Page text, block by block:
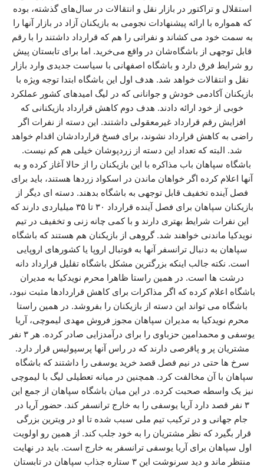
استقلال و تراکتور در بازار نقل و انتقالات در سال‌های گذشته، بوده
که همواره با ارائه پیشنهادات نجومی به بازیکنان آزاد در بازار آنها را
به سمت خود می کشاند و نفراتی را هم که قرارداد داشتند را با رقم
قابل توجهی از باشگاه‌شان در واقع می‌خرید. اما برای تابستان پیش
رو شرایط فرق دارد و باشگاه اصفهانی با سیاست جدیدی وارد بازار
نقل و انتقالات خواهد شد. هدف اول این باشگاه ابتدا توجه ویژه با
بازیکنان آکادمی خودش و جوانانی که در لیگ امیدهای کشور عملکرد
خوبی از خود ارائه دادند. هدف دوم کاهش قرارداد بازیکنانی که
افزایش رقم قرارداد غیرمعقولی داشتند. این دسته از نفرات اگر
راضی به کاهش قرارداد نشوند، برای فسخ قراردادشان اقدام خواهد
شد. البته که تعداد این دسته از زردپوشان خیلی هم کم نیست.
باشگاه سپاهان باب مذاکره با این بازیکنان را از حالا آغاز کرده و به
آنها اعلام کرده اگر خواهان ماندن در اسکواد زردها هستند، باید برای
فصل آینده تخفیف قابل توجهی به باشگاه بدهند. دسته ای دیگر از
بازیکنان سپاهان برای فصل آینده قرارداد ۳۰ تا ۳۵ میلیاردی دارند که
این نفرات شرایط بهتری دارند و با کمی چانه زنی و تخفیف در تیم
نویدکیا ماندنی خواهند شد. گروهی از بازیکنان هم هستند که باشگاه
سپاهان به دنبال ترانسفر آنها به فوتبال اروپا یا کشورهای اروپایی
است. نکته جالب اینکه بزرگترین مشکل باشگاه تقلیل قرارداد دانه
درشت ها است. در همین راستا ظاهرا محرم نویدکیا به مدیران
باشگاه اعلام کرده که اگر مذاکرات برای کاهش قراردادها مثبت نبود،
باشگاه می تواند این دسته از بازیکنان را بفروشد. در همین راستا
محرم نویدکیا به مدیران سپاهان مجوز فروش مهدی لیموچی، آریا
یوسفی و محمدامین حزباوی را برای درآمدزایی صادر کرده‌. هر ۳ نفر
مشتریان پر و پاقرصی دارند که در راس آنها پرسپولیس قرار دارد.
سرخ ها حتی در نیم فصل قصد خرید یوسفی را داشتند که باشگاه
سپاهان با آن مخالفت کرد. همچنین در میانه تعطیلی لیگ با لیموچی
نیز یک واسطه صحبت کرده. در این میان باشگاه سپاهان از جمع این
۳ نفر قصد دارد آریا یوسفی را به خارج ترانسفر کند. حضور آریا در
جام جهانی و در ترکیب تیم ملی سبب شده تا او در ویترین بزرگی
قرار بگیرد که نظر مشتریان را به خود جلب کند. از همین رو اولویت
اول سپاهان برای آریا یوسفی ترانسفر به خارج است. باید در نهایت
منتظر ماند و دید سرنوشت این ۳ ستاره جذاب سپاهان در تابستان